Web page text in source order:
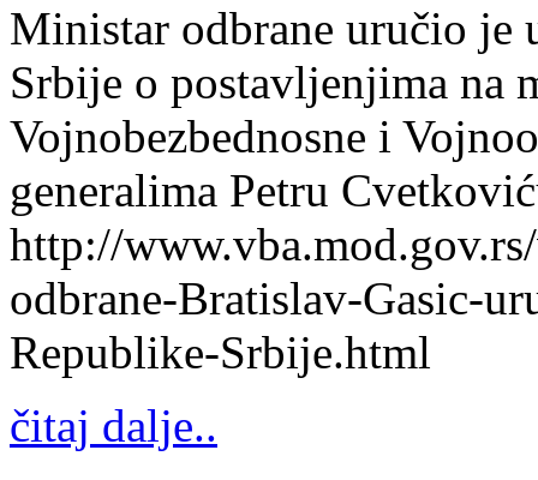
Ministar odbrane uručio je
Srbije o postavljenjima na
Vojnobezbednosne i
generalima Petru
http://
odbrane-Bratislav-Gasic-
Republike-Srbije.html
čitaj dalje..